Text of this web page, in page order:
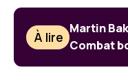
À lire
Martin
Combat